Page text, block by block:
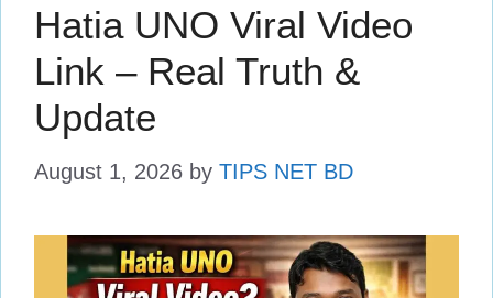
Hatia UNO Viral Video
Link – Real Truth &
Update
August 1, 2026 by TIPS NET BD